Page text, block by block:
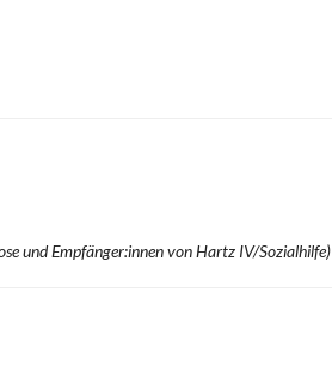
und Empfänger:innen von Hartz IV/Sozialhilfe)